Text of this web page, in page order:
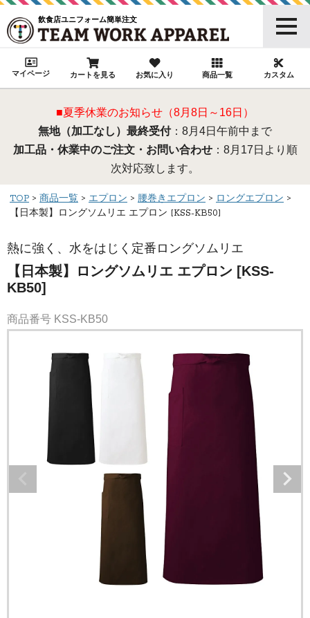
飲食店ユニフォーム簡単注文
マイページ カートを見る お気に入り 商品一覧 カスタム
■夏季休業のお知らせ（8月8日～16日）
無地（加工なし）最終受付：8月4日午前中まで
加工品・休業中のご注文・お問い合わせ：8月17日より順
次対応致します。
TOP 商品一覧 エプロン 腰巻きエプロン
ロングエプロン
【日本製】ロングソムリエ エプロン [KSS-KB50]
熱に強く、水をはじく定番ロングソムリエ
【日本製】ロングソムリエ エプロン [KSS-
KB50]
商品番号 KSS-KB50